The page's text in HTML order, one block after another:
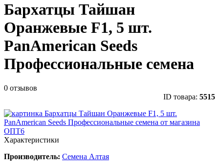
Бархатцы Тайшан
Оранжевые F1, 5 шт.
PanAmerican Seeds
Профессиональные семена
0 отзывов
ID товара: 5515
Характеристики
Производитель: Семена Алтая